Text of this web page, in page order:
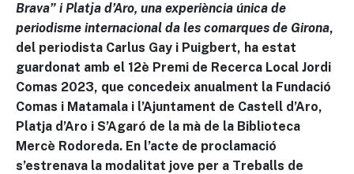
Brava” i Platja d’Aro, una experiència única de
periodisme internacional da les comarques de Girona,
del periodista Carlus Gay i Puigbert, ha estat
guardonat amb el 12è Premi de Recerca Local Jordi
Comas 2023, que concedeix anualment la Fundació
Comas i Matamala i l’Ajuntament de Castell d’Aro,
Platja d’Aro i S’Agaró de la mà de la Biblioteca
Mercè Rodoreda. En l’acte de proclamació
s’estrenava la modalitat jove per a Treballs de